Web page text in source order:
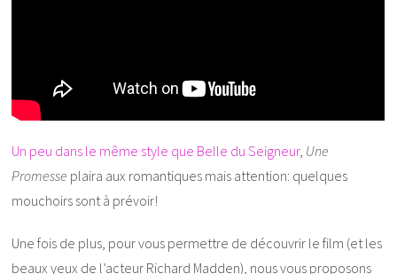
Un peu dans le même style que Belle du Seigneur, Une
Promesse plaira aux romantiques mais attention: quelques
mouchoirs sont à prévoir!
Une fois de plus, pour vous permettre de découvrir le film (et les
beaux yeux de l’acteur Richard Madden), nous vous proposons